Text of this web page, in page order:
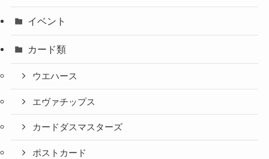
イベント
カード類
ウエハース
エヴァチップス
カードダスマスターズ
ポストカード